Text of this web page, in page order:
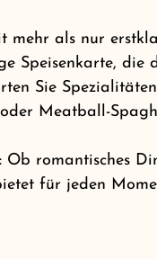
mehr als nur
Speisenkarte, die
Sie
Meatball-
romantisches
für jeden